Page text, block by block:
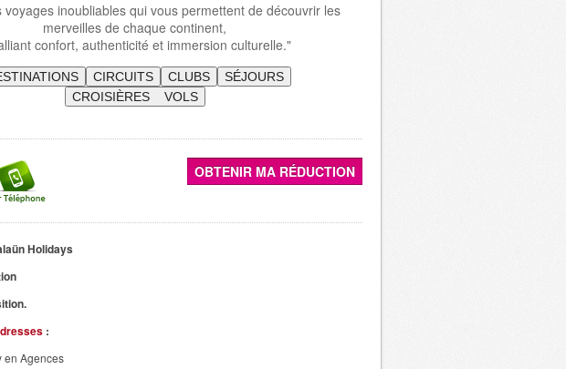
voyages inoubliables qui vous permettent de découvrir les
merveilles de chaque continent,
confort, authenticité et immersion culturelle."
CIRCUITS CLUBS
SÉJOURS
CROISIÈRES VOLS
OBTENIR MA RÉDUCTION
Holidays
:
en Agences